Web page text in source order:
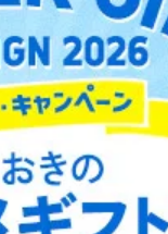
採用情報
お問い合わせ